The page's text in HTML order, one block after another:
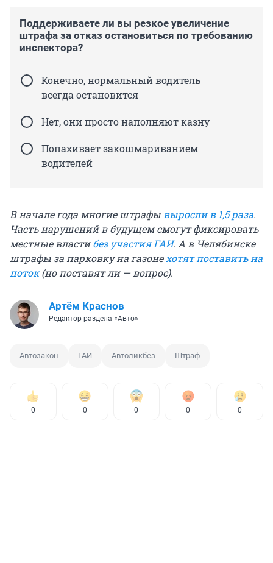
Поддерживаете ли вы резкое увеличение
штрафа за отказ остановиться по требованию
инспектора?
Конечно, нормальный водитель
всегда остановится
Нет, они просто наполняют казну
Попахивает закошмариванием
водителей
В начале года многие штрафывыросли в 1,5 раза.
Часть нарушений в будущем смогут фиксировать
местные властибез участия ГАИ. А в Челябинске
штрафы за парковку на газонехотят поставить на
поток(но поставят ли — вопрос).
Артём Краснов
Редактор раздела «Авто»
Автозакон ГАИ Автоликбез Штраф
0 0 0 0 0